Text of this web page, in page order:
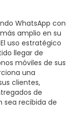
WhatsApp con
amplio en su
uso estratégico
llegar de
móviles de sus
una
clientes,
de
sea recibida de